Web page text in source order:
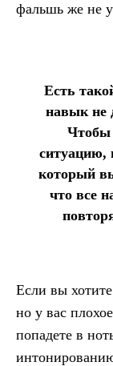
фальшь же не
Есть
навык не
Чтобы
ситуацию,
который
что все
Если вы
но у вас
попадете в